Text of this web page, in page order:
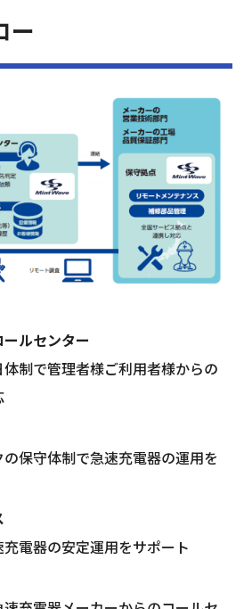
ー
ルセンター
体制で管理者様ご利用者様からの
保守体制で急速充電器の運用を
電器の安定運用をサポート